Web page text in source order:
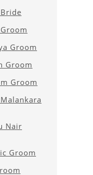
Groom
Groom
Groom
Nair
Groom